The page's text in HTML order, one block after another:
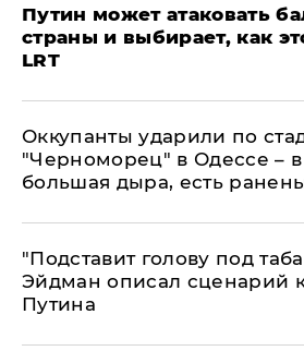
Путин может атаковать
страны и выбирает, как
LRT
Оккупанты ударили по
"Черноморец" в Одессе –
большая дыра, есть
​"Подставит голову под
Эйдман описал сценарий
Путина